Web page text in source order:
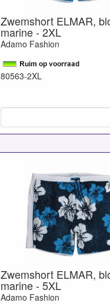
Zwemshort ELMAR,
marine - 2XL
Adamo Fashion
80563-2XL
Zwemshort ELMAR,
marine - 5XL
Adamo Fashion